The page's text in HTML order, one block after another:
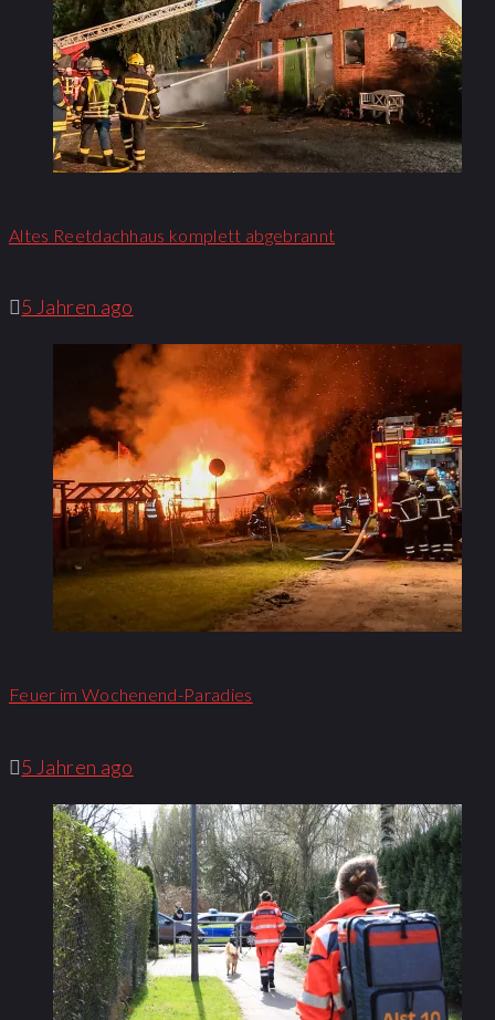
Altes Reetdachhaus komplett abgebrannt
5 Jahren ago
Feuer im Wochenend-Paradies
5 Jahren ago